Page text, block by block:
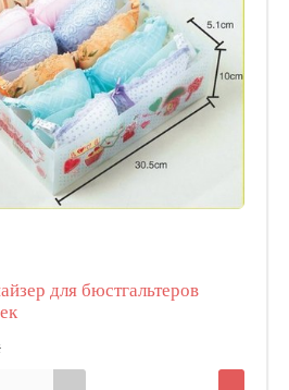
для бюстгальтеров